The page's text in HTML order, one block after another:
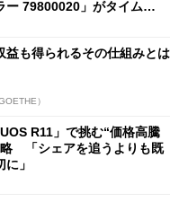
ー 79800020」がタイムセ
益も得られるその仕組みとは
）
R11」で挑む“価格高騰
略 「シェアを追うよりも既
」